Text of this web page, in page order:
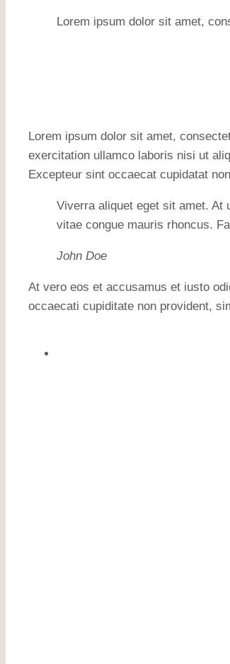
Lorem ipsum dolor sit amet,
Lorem ipsum dolor sit amet,
exercitation ullamco laboris nisi ut
Excepteur sint occaecat cupidatat
Viverra aliquet eget sit amet. At
vitae congue mauris rhoncus.
John Doe
At vero eos et accusamus et iusto
occaecati cupiditate non provident,